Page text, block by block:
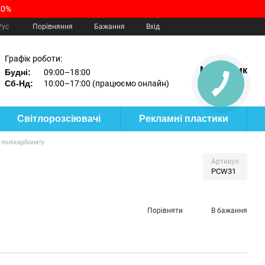
Порівняння Бажання Вхід
Графік роботи:
Будні:
09:00–18:00
Сб-Нд:
10:00–17:00 (працюємо онлайн)
Мій кошик
Світлорозсіювачі Рекламні пластики
Артикул
PCW31
Порівняти В бажання
КНОПКА
ЗВ'ЯЗКУ